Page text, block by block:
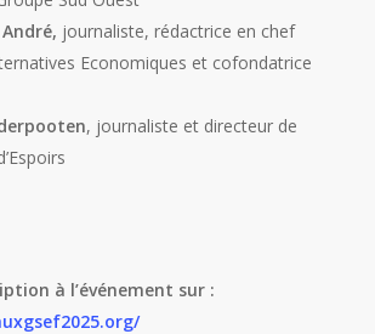
journaliste, rédactrice en chef
Economiques et cofondatrice
, journaliste et directeur de
à l’événement sur :